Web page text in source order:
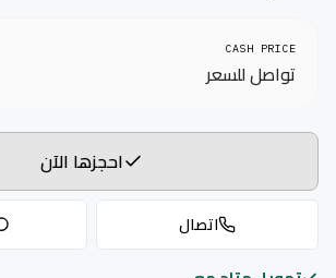
CASH PRICE
تواصل للسعر
احجزها الآن
اتصال